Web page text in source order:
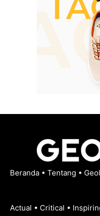
Beranda • Tentang •
Actual • Critical •